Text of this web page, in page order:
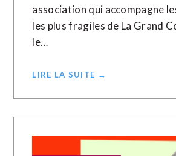
association qui accompagne
les plus fragiles de La Grand
le…
LIRE LA SUITE →